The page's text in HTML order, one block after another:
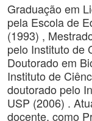
Graduação em
pela Escola de
(1993) ,
pelo Instituto de
Doutorado em
Instituto de
doutorado pelo
USP (2006) .
docente, como